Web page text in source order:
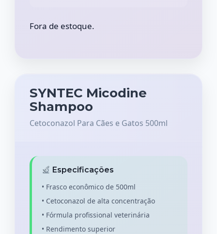
Fora de estoque.
SYNTEC Micodine
Shampoo
Cetoconazol Para Cães e Gatos 500ml
Especificações
• Frasco econômico de 500ml
• Cetoconazol de alta concentração
• Fórmula profissional veterinária
• Rendimento superior